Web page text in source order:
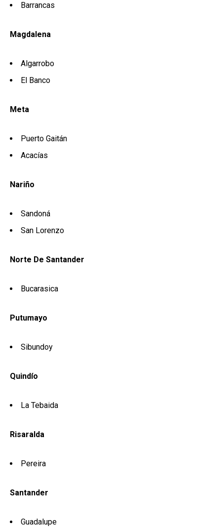
Barrancas
Magdalena
Algarrobo
El Banco
Meta
Puerto Gaitán
Acacías
Nariño
Sandoná
San Lorenzo
Norte De Santander
Bucarasica
Putumayo
Sibundoy
Quindío
La Tebaida
Risaralda
Pereira
Santander
Guadalupe